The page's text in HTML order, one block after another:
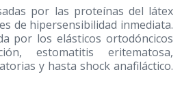
por las proteínas del látex
de hipersensibilidad inmediata.
por los elásticos ortodóncicos
estomatitis eritematosa,
y hasta shock anafiláctico.